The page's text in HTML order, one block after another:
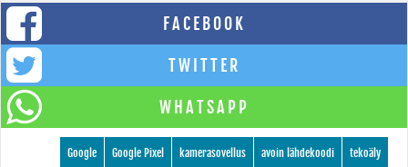
FACEBOOK
TWITTER
WHATSAPP
tekoäly
avoin lähdekoodi
kamerasovellus
Google Pixel
Google